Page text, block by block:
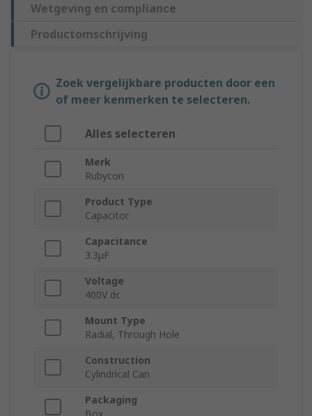
Wetgeving en compliance
Productomschrijving
Zoek vergelijkbare producten door een
of meer kenmerken te selecteren.
Alles selecteren
Merk
Rubycon
Product Type
Capacitor
Capacitance
3.3μF
Voltage
400V dc
Mount Type
Radial, Through Hole
Construction
Cylindrical Can
Packaging